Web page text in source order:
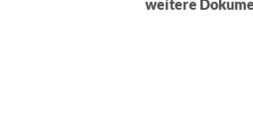
weitere